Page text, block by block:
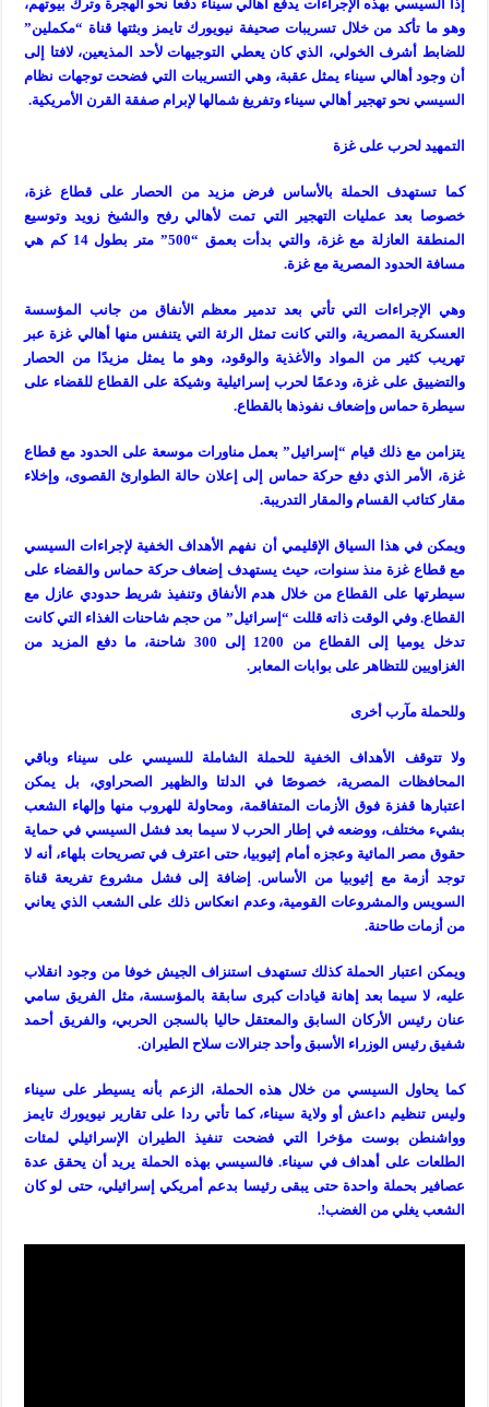
إذا السيسي بهذه الإجراءات يدفع أهالي سيناء دفعا نحو الهجرة وترك بيوتهم،
وهو ما تأكد من خلال تسريبات صحيفة نيويورك تايمز وبثتها قناة “مكملين”
للضابط أشرف الخولي، الذي كان يعطي التوجيهات لأحد المذيعين، لافتا إلى
أن وجود أهالي سيناء يمثل عقبة، وهي التسريبات التي فضحت توجهات نظام
السيسي نحو تهجير أهالي سيناء وتفريغ شمالها لإبرام صفقة القرن الأمريكية.
التمهيد لحرب على غزة
كما تستهدف الحملة بالأساس فرض مزيد من الحصار على قطاع غزة،
خصوصا بعد عمليات التهجير التي تمت لأهالي رفح والشيخ زويد وتوسيع
المنطقة العازلة مع غزة، والتي بدأت بعمق “500” متر بطول 14 كم هي
مسافة الحدود المصرية مع غزة.
وهي الإجراءات التي تأتي بعد تدمير معظم الأنفاق من جانب المؤسسة
العسكرية المصرية، والتي كانت تمثل الرئة التي يتنفس منها أهالي غزة عبر
تهريب كثير من المواد والأغذية والوقود، وهو ما يمثل مزيدًا من الحصار
والتضييق على غزة، ودعمًا لحرب إسرائيلية وشيكة على القطاع للقضاء على
سيطرة حماس وإضعاف نفوذها بالقطاع.
يتزامن مع ذلك قيام “إسرائيل” بعمل مناورات موسعة على الحدود مع قطاع
غزة، الأمر الذي دفع حركة حماس إلى إعلان حالة الطوارئ القصوى، وإخلاء
مقار كتائب القسام والمقار التدريبة.
ويمكن في هذا السياق الإقليمي أن نفهم الأهداف الخفية لإجراءات السيسي
مع قطاع غزة منذ سنوات، حيث يستهدف إضعاف حركة حماس والقضاء على
سيطرتها على القطاع من خلال هدم الأنفاق وتنفيذ شريط حدودي عازل مع
القطاع. وفي الوقت ذاته قللت “إسرائيل” من حجم شاحنات الغذاء التي كانت
تدخل يوميا إلى القطاع من 1200 إلى 300 شاحنة، ما دفع المزيد من
الغزاويين للتظاهر على بوابات المعابر.
وللحملة مآرب أخرى
ولا تتوقف الأهداف الخفية للحملة الشاملة للسيسي على سيناء وباقي
المحافظات المصرية، خصوصًا في الدلتا والظهير الصحراوي، بل يمكن
اعتبارها قفزة فوق الأزمات المتفاقمة، ومحاولة للهروب منها وإلهاء الشعب
بشيء مختلف، ووضعه في إطار الحرب لا سيما بعد فشل السيسي في حماية
حقوق مصر المائية وعجزه أمام إثيوبيا، حتى اعترف في تصريحات بلهاء، أنه لا
توجد أزمة مع إثيوبيا من الأساس. إضافة إلى فشل مشروع تفريعة قناة
السويس والمشروعات القومية، وعدم انعكاس ذلك على الشعب الذي يعاني
من أزمات طاحنة.
ويمكن اعتبار الحملة كذلك تستهدف استنزاف الجيش خوفا من وجود انقلاب
عليه، لا سيما بعد إهانة قيادات كبرى سابقة بالمؤسسة، مثل الفريق سامي
عنان رئيس الأركان السابق والمعتقل حاليا بالسجن الحربي، والفريق أحمد
شفيق رئيس الوزراء الأسبق وأحد جنرالات سلاح الطيران.
كما يحاول السيسي من خلال هذه الحملة، الزعم بأنه يسيطر على سيناء
وليس تنظيم داعش أو ولاية سيناء، كما تأتي ردا على تقارير نيويورك تايمز
وواشنطن بوست مؤخرا التي فضحت تنفيذ الطيران الإسرائيلي لمئات
الطلعات على أهداف في سيناء. فالسيسي بهذه الحملة يريد أن يحقق عدة
عصافير بحملة واحدة حتى يبقى رئيسا بدعم أمريكي إسرائيلي، حتى لو كان
الشعب يغلي من الغضب!.